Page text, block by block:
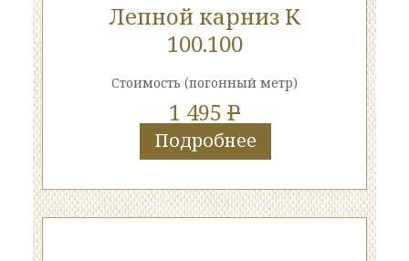
Лепной карниз К
100.100
Стоимость (погонный метр)
1 495 P
Подробнее